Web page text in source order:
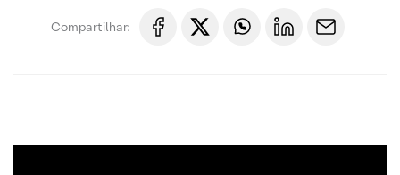
Compartilhar: